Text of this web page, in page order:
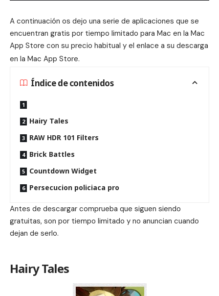
A continuación os dejo una serie de aplicaciones que se
encuentran gratis por tiempo limitado para Mac en la Mac
App Store con su precio habitual y el enlace a su descarga
en la Mac App Store.
Índice de contenidos
Hairy Tales
RAW HDR 101 Filters
Brick Battles
Countdown Widget
Persecucion policiaca pro
Antes de descargar comprueba que siguen siendo
gratuitas, son por tiempo limitado y no anuncian cuando
dejan de serlo.
Hairy Tales